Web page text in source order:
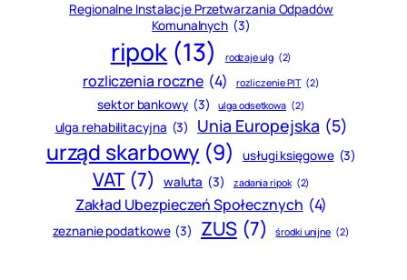
Regionalne Instalacje Przetwarzania Odpadów
Komunalnych (3)
ripok (13) rodzaje ulg (2)
rozliczenia roczne (4) rozliczenie PIT (2)
sektor bankowy (3) ulga odsetkowa (2)
ulga rehabilitacyjna (3) Unia Europejska (5)
urząd skarbowy (9) usługi księgowe (3)
VAT (7) waluta (3) zadania ripok (2)
Zakład Ubezpieczeń Społecznych (4)
zeznanie podatkowe (3) ZUS (7) środki unijne (2)